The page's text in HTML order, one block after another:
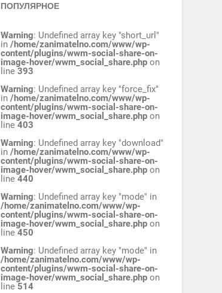
ПОПУЛЯРНОЕ
Warning: Undefined array key "short_url"
in/home/zanimatelno.com/www/wp-
content/plugins/wwm-social-share-on-
image-hover/wwm_social_share.php on
line393
Warning: Undefined array key "force_fix"
in/home/zanimatelno.com/www/wp-
content/plugins/wwm-social-share-on-
image-hover/wwm_social_share.php on
line403
Warning: Undefined array key "download"
in/home/zanimatelno.com/www/wp-
content/plugins/wwm-social-share-on-
image-hover/wwm_social_share.php on
line440
Warning: Undefined array key "mode" in
/home/zanimatelno.com/www/wp-
content/plugins/wwm-social-share-on-
image-hover/wwm_social_share.php on
line450
Warning: Undefined array key "mode" in
/home/zanimatelno.com/www/wp-
content/plugins/wwm-social-share-on-
image-hover/wwm_social_share.php on
line 514